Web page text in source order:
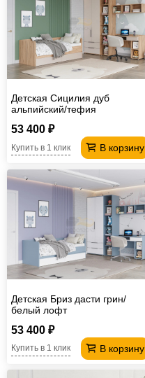
Детская Сицилия дуб
альпийский/тефия
53 400 ₽
В корзину
Купить в 1 клик
Детская Бриз дасти грин/
белый лофт
53 400 ₽
В корзину
Купить в 1 клик